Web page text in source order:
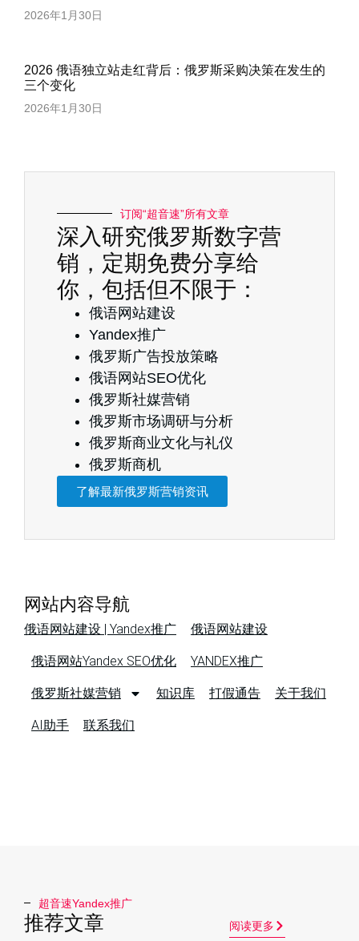
2026年1月30日
2026 俄语独立站走红背后：俄罗斯采购决策在发生的
三个变化
2026年1月30日
订阅“超音速”所有文章
深入研究俄罗斯数字营
销，定期免费分享给
你，包括但不限于：
俄语网站建设
Yandex推广
俄罗斯广告投放策略
俄语网站SEO优化
俄罗斯社媒营销
俄罗斯市场调研与分析
俄罗斯商业文化与礼仪
俄罗斯商机
了解最新俄罗斯营销资讯
网站内容导航
俄语网站建设 | Yandex推广 俄语网站建设
俄语网站Yandex SEO优化 YANDEX推广
俄罗斯社媒营销 知识库 打假通告 关于我们
AI助手 联系我们
超音速Yandex推广​
推荐文章 阅读更多